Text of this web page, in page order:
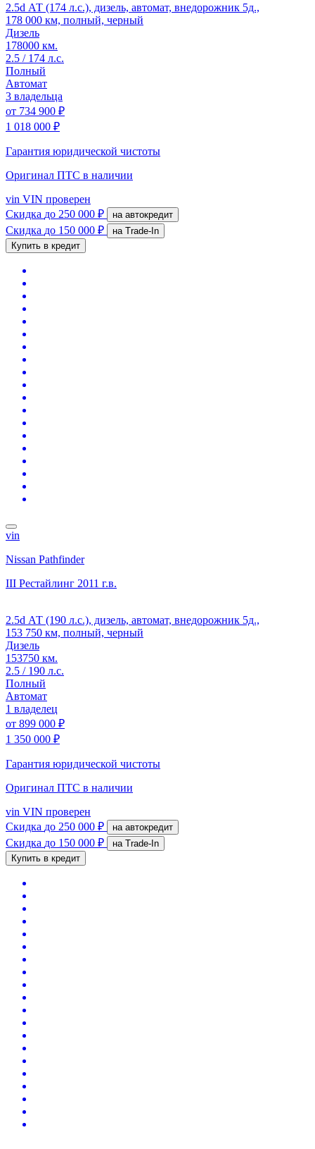
2.5d АТ (174 л.с.), дизель, автомат, внедорожник 5д.,
178 000 км, полный, черный
Дизель
178000 км.
2.5 / 174 л.с.
Полный
Автомат
3 владельца
от 734 900 ₽
1 018 000 ₽
Гарантия юридической чистоты
Оригинал ПТС в наличии
vin VIN проверен
Скидка до 250 000 ₽ на автокредит
Скидка до 150 000 ₽
на Trade-In
Купить в кредит
vin
Nissan Pathfinder
III Рестайлинг 2011 г.в.
2.5d АТ (190 л.с.), дизель, автомат, внедорожник 5д.,
153 750 км, полный, черный
Дизель
153750 км.
2.5 / 190 л.с.
Полный
Автомат
1 владелец
от 899 000 ₽
1 350 000 ₽
Гарантия юридической чистоты
Оригинал ПТС в наличии
vin VIN проверен
Скидка до 250 000 ₽ на автокредит
Скидка до 150 000 ₽
на Trade-In
Купить в кредит